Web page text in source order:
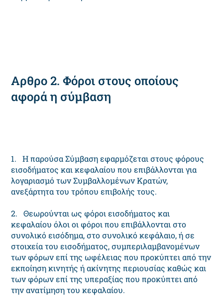
Αρθρο 2. Φόροι στους οποίους
αφορά η σύμβαση
1. Η παρούσα Σύμβαση εφαρμόζεται στους φόρους
εισοδήματος και κεφαλαίου που επιβάλλονται για
λογαριασμό των Συμβαλλομένων Κρατών,
ανεξάρτητα του τρόπου επιβολής τους.
2. Θεωρούνται ως φόροι εισοδήματος και
κεφαλαίου όλοι οι φόροι που επιβάλλονται στο
συνολικό εισόδημα, στο συνολικό κεφάλαιο, ή σε
στοιχεία του εισοδήματος, συμπεριλαμβανομένων
των φόρων επί της ωφέλειας που προκύπτει από την
εκποίηση κινητής ή ακίνητης περιουσίας καθώς και
των φόρων επί της υπεραξίας που προκύπτει από
την ανατίμηση του κεφαλαίου.